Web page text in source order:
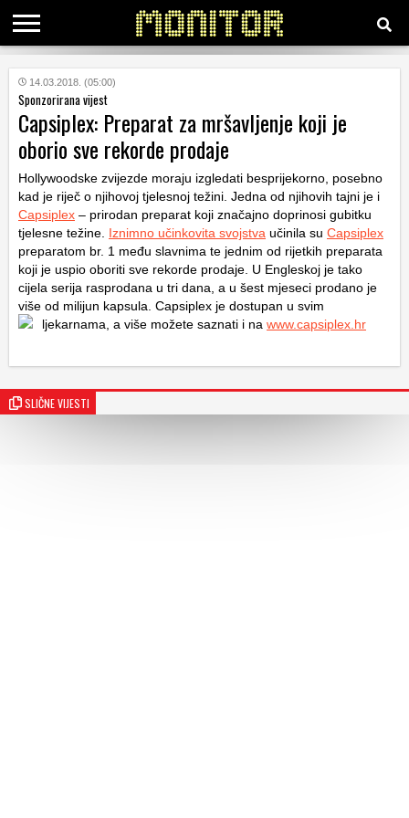
KATEGORIJE
HRVATSKI
WEB
14.03.2018. (05:00)
Sponzorirana vijest
Capsiplex: Preparat za mršavljenje koji je
oborio sve rekorde prodaje
Hollywoodske zvijezde moraju izgledati besprijekorno, posebno
kad je riječ o njihovoj tjelesnoj težini. Jedna od njihovih tajni je i
Capsiplex – prirodan preparat koji značajno doprinosi gubitku
tjelesne težine. Iznimno učinkovita svojstva učinila su Capsiplex
preparatom br. 1 među slavnima te jednim od rijetkih preparata
koji je uspio oboriti sve rekorde prodaje. U Engleskoj je tako
cijela serija rasprodana u tri dana, a u šest mjeseci prodano je
više od milijun kapsula. Capsiplex je dostupan u svim
ljekarnama, a više možete saznati i na www.capsiplex.hr
SLIČNE VIJESTI